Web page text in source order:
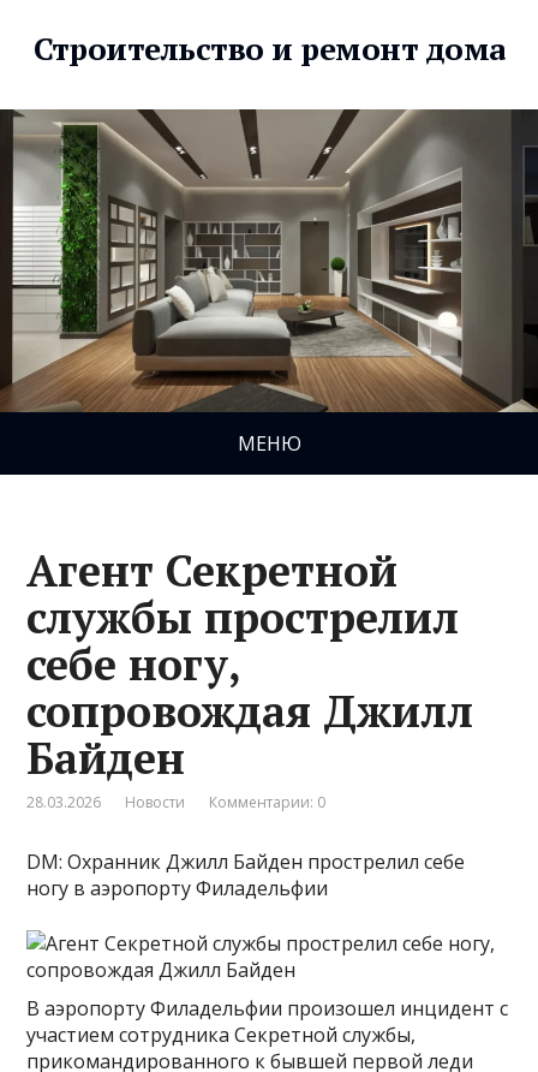
Строительство и ремонт дома
МЕНЮ
Агент Секретной
службы прострелил
себе ногу,
сопровождая Джилл
Байден
28.03.2026 Новости Комментарии: 0
DM: Охранник Джилл Байден прострелил себе
ногу в аэропорту Филадельфии
В аэропорту Филадельфии произошел инцидент с
участием сотрудника Секретной службы,
прикомандированного к бывшей первой леди